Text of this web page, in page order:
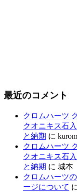
最近のコメント
クロムハーツ
クオニキス石
と納期 に
クロムハーツ
クオニキス石
と納期 に 城本
クロムハーツ
ージについて